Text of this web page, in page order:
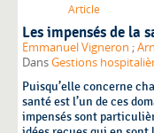
Article
Les impensés de la
Emmanuel Vigneron ;
DansGestions
Puisqu’elle concerne
santé est l’un de ces
impensés sont